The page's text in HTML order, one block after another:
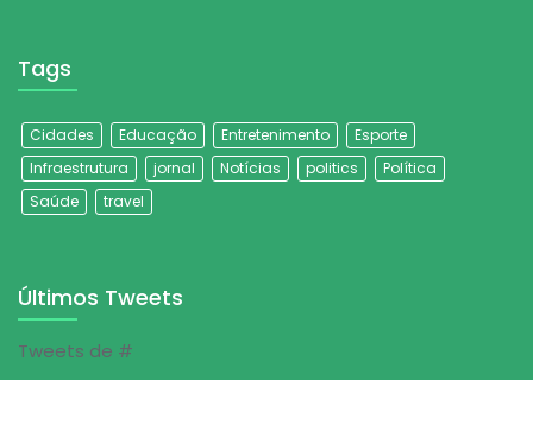
Tags
Cidades Educação Entretenimento
Esporte
Infraestrutura
jornal Notícias politics
Política
Saúde
travel
Últimos Tweets
Tweets de #